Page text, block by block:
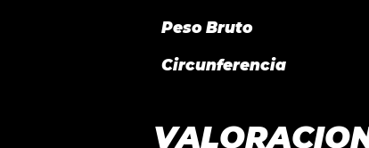
Peso Bruto
Circunferencia